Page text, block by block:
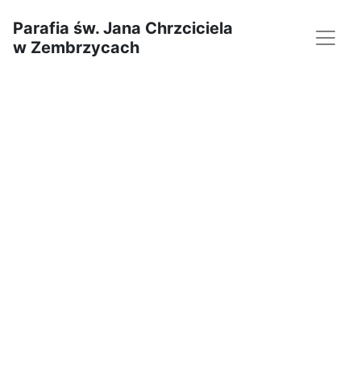
Parafia św. Jana Chrzciciela
w Zembrzycach